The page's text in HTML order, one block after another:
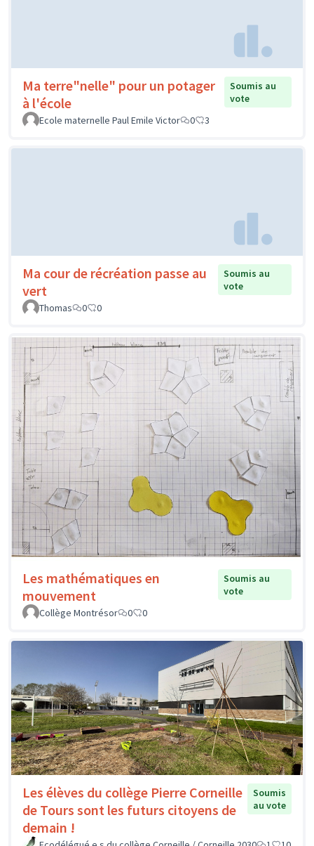
Ma terre"nelle" pour un potager
à l'école
Soumis au
vote
Ecole maternelle Paul Emile Victor
0 3
Ma cour de récréation passe au
vert
Soumis au
vote
Thomas
0 0
Les mathématiques en
mouvement
Soumis au
vote
Collège Montrésor
0 0
Les élèves du collège Pierre Corneille
de Tours sont les futurs citoyens de
demain !
Soumis
au vote